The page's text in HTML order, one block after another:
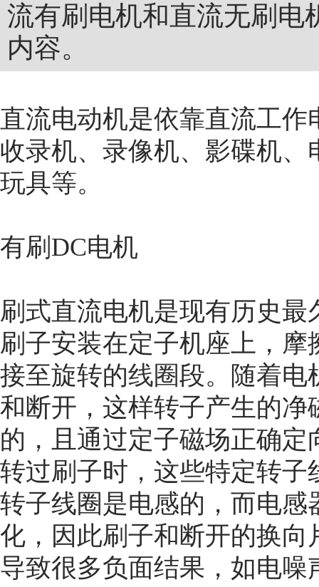
流有刷电机和直流无刷电
内容。
直流电动机是依靠直流工
收录机、录像机、影碟机
玩具等。
有刷DC电机
刷式直流电机是现有历史
刷子安装在定子机座上，
接至旋转的线圈段。随着电
和断开，这样转子产生的
的，且通过定子磁场正确
转过刷子时，这些特定转
转子线圈是电感的，而电
化，因此刷子和断开的换
导致很多负面结果，如电